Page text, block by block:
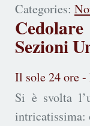
Categories:
Sezioni
Il sole 24 ore
Si è svolta
intricatissima: